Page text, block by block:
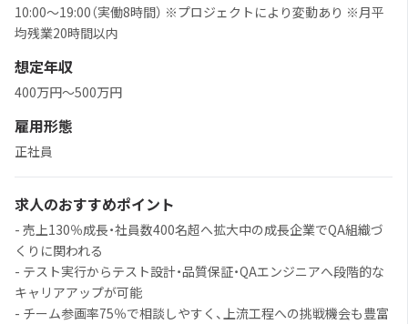
10:00～19:00（実働8時間） ※プロジェクトにより変動あり ※月平
均残業20時間以内
想定年収
400万円～500万円
雇用形態
正社員
求人のおすすめポイント
- 売上130％成長・社員数400名超へ拡大中の成長企業でQA組織づ
くりに関われる
- テスト実行からテスト設計・品質保証・QAエンジニアへ段階的な
キャリアアップが可能
- チーム参画率75％で相談しやすく、上流工程への挑戦機会も豊富